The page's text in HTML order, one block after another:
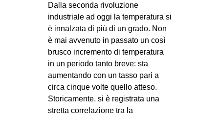
Dalla seconda rivoluzione
industriale ad oggi la temperatura si
è innalzata di più di un grado. Non
è mai avvenuto in passato un così
brusco incremento di temperatura
in un periodo tanto breve: sta
aumentando con un tasso pari a
circa cinque volte quello atteso.
Storicamente, si è registrata una
stretta correlazione tra la